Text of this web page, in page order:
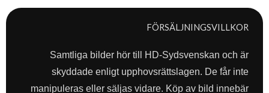
FÖRSÄLJNINGSVILLKOR
Samtliga bilder hör till HD-Sydsvenskan och är
skyddade enligt upphovsrättslagen. De får inte
manipuleras eller säljas vidare. Köp av bild innebär